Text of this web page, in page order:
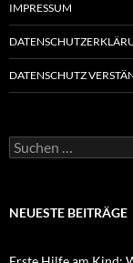
IMPRESSUM
DATENSCHUTZ
Suchen
nach:
NEUESTE BEITRÄGE